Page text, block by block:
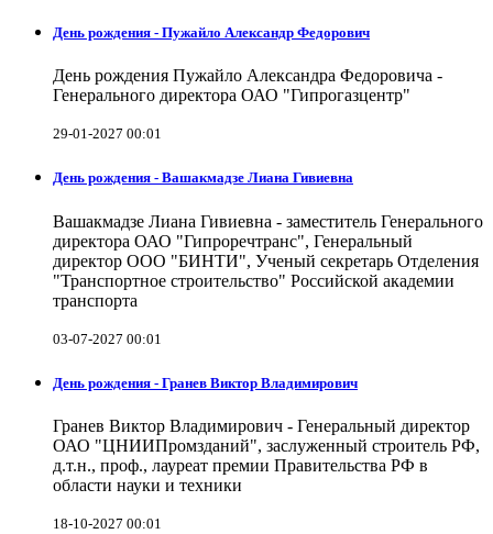
День рождения - Пужайло Александр Федорович
День рождения Пужайло Александра Федоровича -
Генерального директора ОАО "Гипрогазцентр"
29-01-2027 00:01
День рождения - Вашакмадзе Лиана Гивиевна
Вашакмадзе Лиана Гивиевна - заместитель Генерального
директора ОАО "Гипроречтранс", Генеральный
директор ООО "БИНТИ", Ученый секретарь Отделения
"Транспортное строительство" Российской академии
транспорта
03-07-2027 00:01
День рождения - Гранев Виктор Владимирович
Гранев Виктор Владимирович - Генеральный директор
ОАО "ЦНИИПромзданий", заслуженный строитель РФ,
д.т.н., проф., лауреат премии Правительства РФ в
области науки и техники
18-10-2027 00:01